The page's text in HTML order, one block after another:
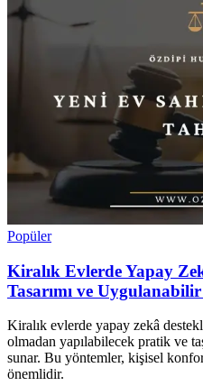
Popüler
Kiralık Evlerde Yapay
Tasarımı ve
Kiralık evlerde yapay zekâ
olmadan yapılabilecek pratik ve
sunar. Bu yöntemler, kişisel
önemlidir.